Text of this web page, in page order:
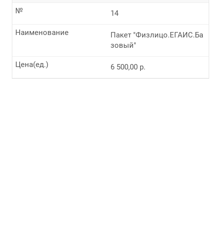
14
№
Пакет "Физлицо.ЕГАИС.Ба
зовый"
Наименование
6 500,00 р.
Цена(ед.)